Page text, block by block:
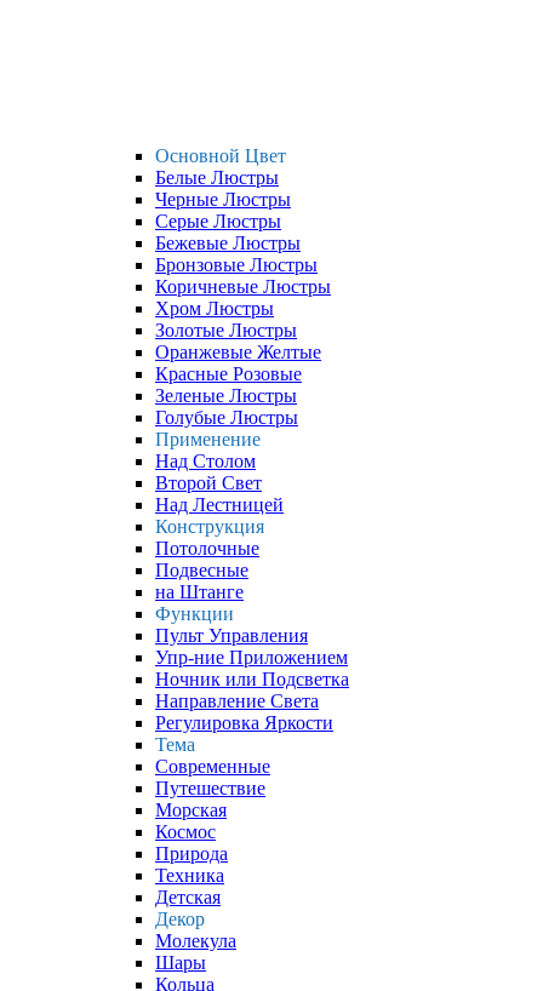
Основной Цвет
Белые Люстры
Черные Люстры
Серые Люстры
Бежевые Люстры
Бронзовые Люстры
Коричневые Люстры
Хром Люстры
Золотые Люстры
Оранжевые Желтые
Красные Розовые
Зеленые Люстры
Голубые Люстры
Применение
Над Столом
Второй Свет
Над Лестницей
Конструкция
Потолочные
Подвесные
на Штанге
Функции
Пульт Управления
Упр-ние Приложением
Ночник или Подсветка
Направление Света
Регулировка Яркости
Тема
Современные
Путешествие
Морская
Космос
Природа
Техника
Детская
Декор
Молекула
Шары
Кольца